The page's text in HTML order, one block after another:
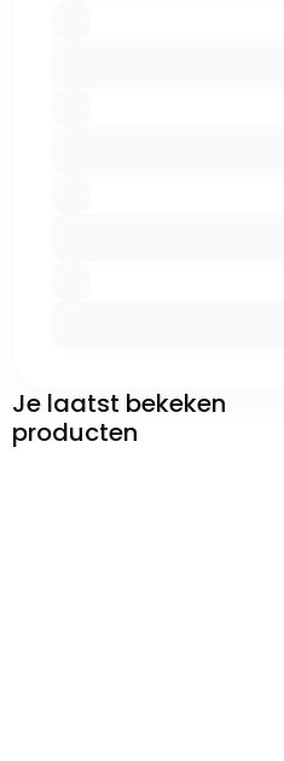
Je laatst bekeken
producten